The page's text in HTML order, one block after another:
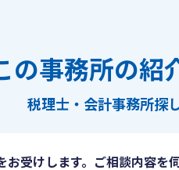
の事務所の紹
税理士・会計事務所探
受けします。ご相談内容を